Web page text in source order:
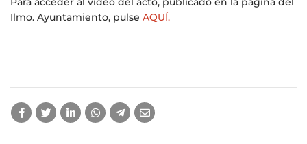
Ilmo. Ayuntamiento, pulse AQUÍ.